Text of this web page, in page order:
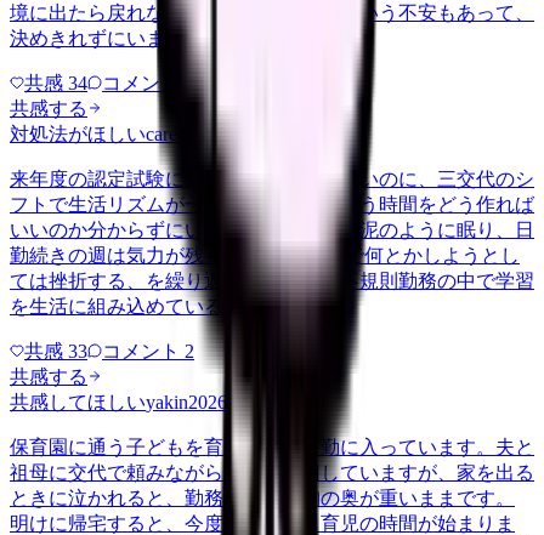
境に出たら戻れなくなるんじゃないかという不安もあって、
決めきれずにいます。考えの整…
共感 34 コメント
1
共感する
対処法がほしいcareer-growth
来年度の認定試験に向けて勉強を始めたいのに、三交代のシ
フトで生活リズムが一定せず、机に向かう時間をどう作れば
いいのか分からずにいます。夜勤明けは泥のように眠り、日
勤続きの週は気力が残らない。 気合いで何とかしようとし
ては挫折する、を繰り返しています。不規則勤務の中で学習
を生活に組み込めている方が、…
共感 33 コメント 2
共感する
共感してほしいyakin2026/5/22
保育園に通う子どもを育てながら夜勤に入っています。夫と
祖母に交代で頼みながらなんとか回していますが、家を出る
ときに泣かれると、勤務中ずっと胸の奥が重いままです。
明けに帰宅すると、今度はそのまま育児の時間が始まりま